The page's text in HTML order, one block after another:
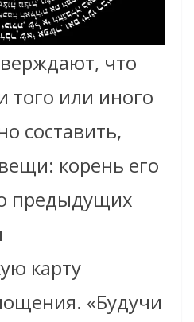
что
того или иного
составить,
корень его
предыдущих
карту
«Будучи